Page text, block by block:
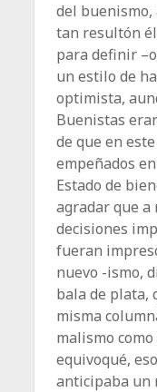
del
tan resultón
para definir
un estilo de
optimista,
Buenistas
de que en
empeñados
Estado de
agradar que
decisiones
fueran
nuevo -ismo,
bala de plata,
misma
malismo
equivoqué,
anticipaba un